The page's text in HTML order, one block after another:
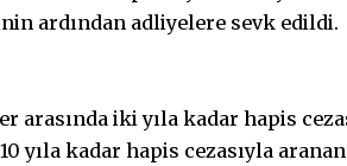
ardından adliyelere sevk edildi.
iki yıla kadar hapis
yıla kadar hapis cezasıyla